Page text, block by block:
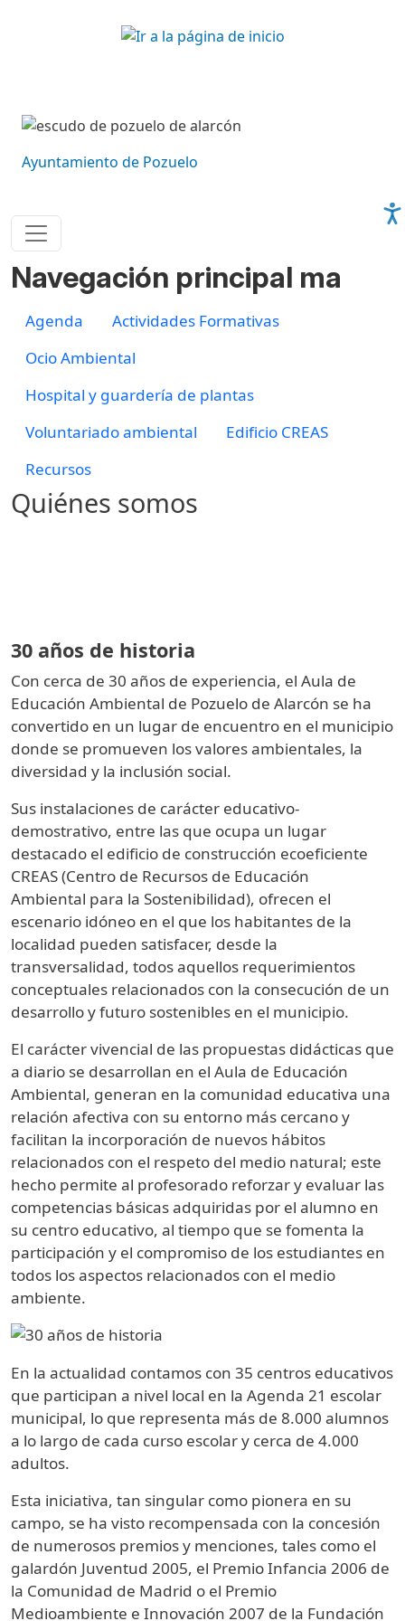
Imagen
Imagen
Ayuntamiento de Pozuelo
Navegación principal ma
Agenda
Actividades Formativas
Ocio Ambiental
Hospital y guardería de plantas
Voluntariado ambiental
Edificio CREAS
Recursos
Quiénes somos
30 años de historia
Con cerca de 30 años de experiencia, el Aula de
Educación Ambiental de Pozuelo de Alarcón se ha
convertido en un lugar de encuentro en el municipio
donde se promueven los valores ambientales, la
diversidad y la inclusión social.
Sus instalaciones de carácter educativo-
demostrativo, entre las que ocupa un lugar
destacado el edificio de construcción ecoeficiente
CREAS (Centro de Recursos de Educación
Ambiental para la Sostenibilidad), ofrecen el
escenario idóneo en el que los habitantes de la
localidad pueden satisfacer, desde la
transversalidad, todos aquellos requerimientos
conceptuales relacionados con la consecución de un
desarrollo y futuro sostenibles en el municipio.
El carácter vivencial de las propuestas didácticas que
a diario se desarrollan en el Aula de Educación
Ambiental, generan en la comunidad educativa una
relación afectiva con su entorno más cercano y
facilitan la incorporación de nuevos hábitos
relacionados con el respeto del medio natural; este
hecho permite al profesorado reforzar y evaluar las
competencias básicas adquiridas por el alumno en
su centro educativo, al tiempo que se fomenta la
participación y el compromiso de los estudiantes en
todos los aspectos relacionados con el medio
ambiente.
Imagen
En la actualidad contamos con 35 centros educativos
que participan a nivel local en la Agenda 21 escolar
municipal, lo que representa más de 8.000 alumnos
a lo largo de cada curso escolar y cerca de 4.000
adultos.
Esta iniciativa, tan singular como pionera en su
campo, se ha visto recompensada con la concesión
de numerosos premios y menciones, tales como el
galardón Juventud 2005, el Premio Infancia 2006 de
la Comunidad de Madrid o el Premio
Medioambiente e Innovación 2007 de la Fundación